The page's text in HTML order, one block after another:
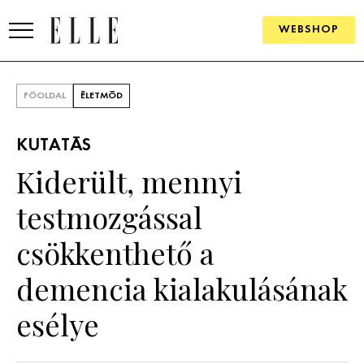
WEBSHOP
SZÉPSÉG
PSZICHÉ
ÉLETMÓD
FŐOLDAL ÉLETMÓD
KUTATÁS
Kiderült, mennyi
testmozgással
csökkenthető a
demencia kialakulásának
esélye